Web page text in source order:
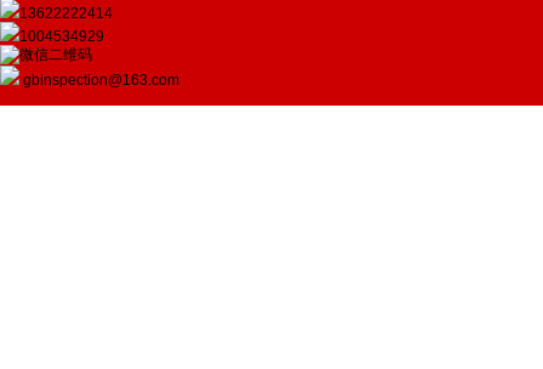
13622222414
1004534929
gbinspection@163.com